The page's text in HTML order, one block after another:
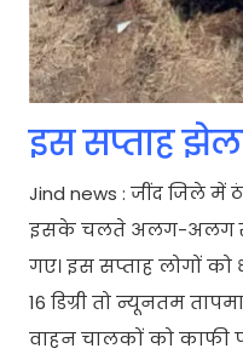
इस सप्ताह
Jind news : जींद जिले में
इसके चलते अलग-अलग
गए। इस सप्ताह लोगों
16 डिग्री तो न्यूनतम
वाहन चालकों को काफी